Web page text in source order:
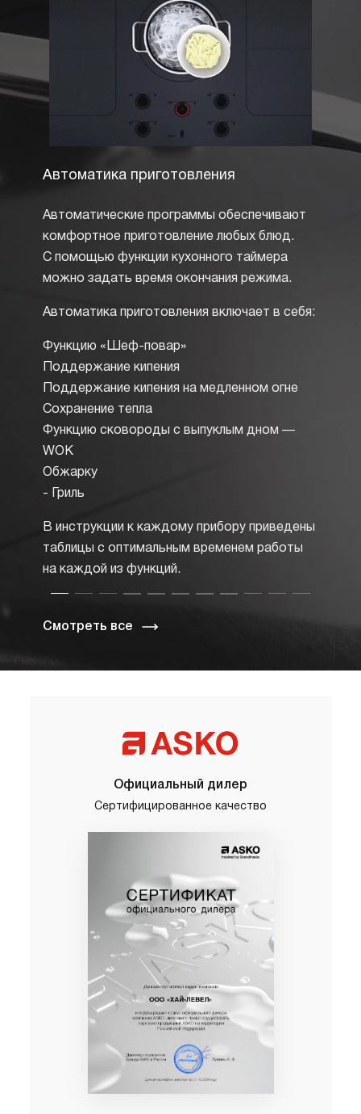
Автоматика приготовления
Автоматические программы обеспечивают
комфортное приготовление любых блюд.
С помощью функции кухонного таймера
можно задать время окончания режима.
Автоматика приготовления включает в себя:
Функцию «Шеф-повар»
Поддержание кипения
Поддержание кипения на медленном огне
Сохранение тепла
Функцию сковороды с выпуклым дном —
WOK
Обжарку
- Гриль
В инструкции к каждому прибору приведены
таблицы с оптимальным временем работы
на каждой из функций.
Смотреть все
Официальный дилер
Сертифицированное качество